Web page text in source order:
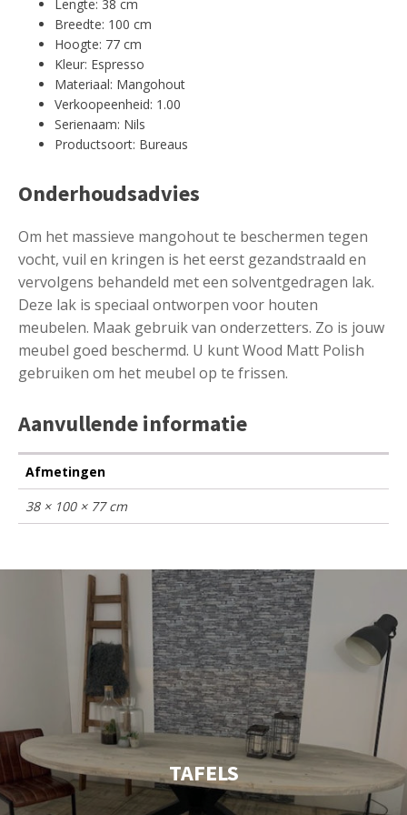
Lengte: 38 cm
Breedte: 100 cm
Hoogte: 77 cm
Kleur: Espresso
Materiaal: Mangohout
Verkoopeenheid: 1.00
Serienaam: Nils
Productsoort: Bureaus
Onderhoudsadvies
Om het massieve mangohout te beschermen tegen
vocht, vuil en kringen is het eerst gezandstraald en
vervolgens behandeld met een solventgedragen lak.
Deze lak is speciaal ontworpen voor houten
meubelen. Maak gebruik van onderzetters. Zo is jouw
meubel goed beschermd. U kunt Wood Matt Polish
gebruiken om het meubel op te frissen.
Aanvullende informatie
Afmetingen
38 × 100 × 77 cm
TAFELS